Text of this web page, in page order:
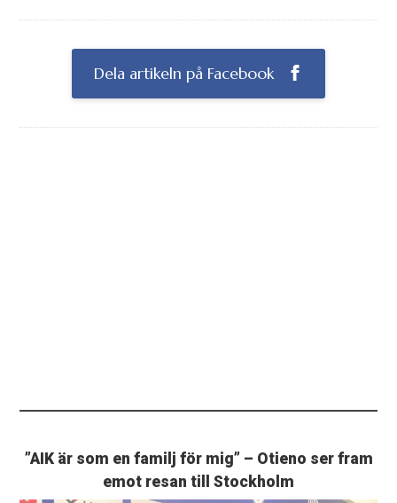
Dela artikeln på Facebook
”AIK är som en familj för mig” – Otieno ser fram
emot resan till Stockholm